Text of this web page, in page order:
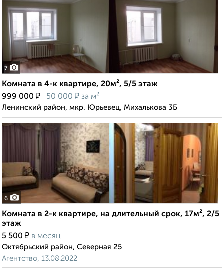
7
Комната в 4-к квартире, 20м², 5/5 этаж
999 000 ₽ 50 000 ₽ за м²
Ленинский район, мкр. Юрьевец, Михалькова 3Б
6
Комната в 2-к квартире, на длительный срок, 17м², 2/5
этаж
5 500 ₽ в месяц
Октябрьский район, Северная 25
Агентство, 13.08.2022